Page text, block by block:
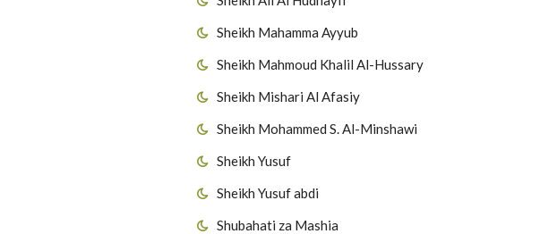
Sheikh Mahamma Ayyub
Sheikh Mahmoud Khalil Al-Hussary
Sheikh Mishari Al Afasiy
Sheikh Mohammed S. Al-Minshawi
Sheikh Yusuf
Sheikh Yusuf abdi
Shubahati za Mashia